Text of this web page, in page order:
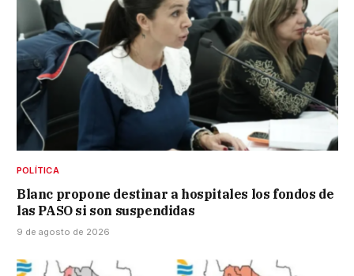
POLÍTICA
Blanc propone destinar a hospitales los fondos de
las PASO si son suspendidas
9 de agosto de 2026